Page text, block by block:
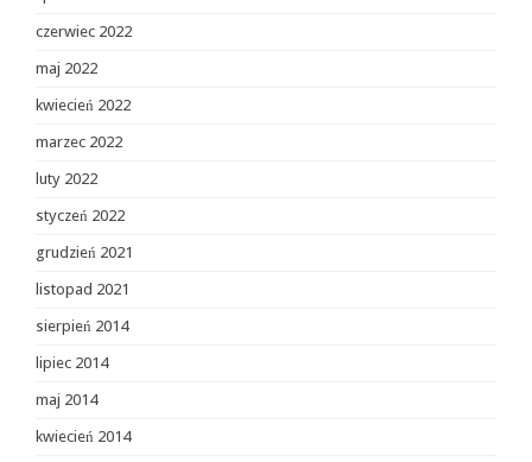
czerwiec 2022
maj 2022
kwiecień 2022
marzec 2022
luty 2022
styczeń 2022
grudzień 2021
listopad 2021
sierpień 2014
lipiec 2014
maj 2014
kwiecień 2014